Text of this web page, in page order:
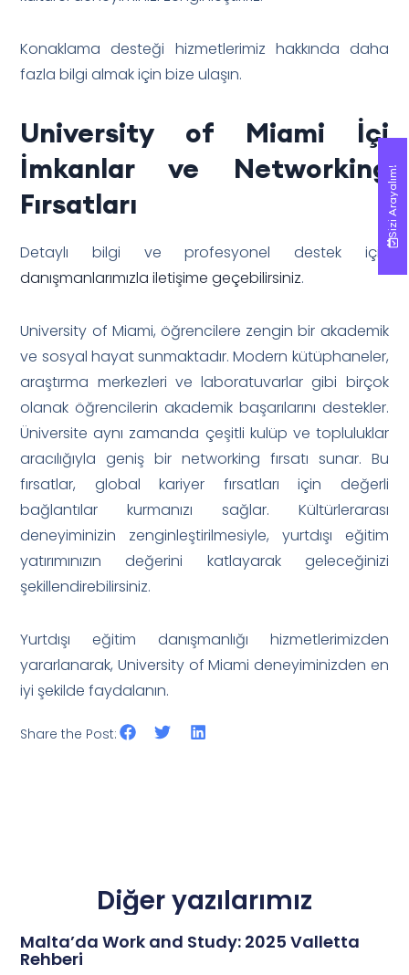
Konaklama desteği hizmetlerimiz hakkında daha
fazla bilgi almak için bize ulaşın.
University of Miami İçi
İmkanlar ve Networking
Fırsatları
Detaylı bilgi ve profesyonel destek için
danışmanlarımızla iletişime geçebilirsiniz.
University of Miami, öğrencilere zengin bir akademik
ve sosyal hayat sunmaktadır. Modern kütüphaneler,
araştırma merkezleri ve laboratuvarlar gibi birçok
olanak öğrencilerin akademik başarılarını destekler.
Üniversite aynı zamanda çeşitli kulüp ve topluluklar
aracılığıyla geniş bir networking fırsatı sunar. Bu
fırsatlar, global kariyer fırsatları için değerli
bağlantılar kurmanızı sağlar. Kültürlerarası
deneyiminizin zenginleştirilmesiyle, yurtdışı eğitim
yatırımınızın değerini katlayarak geleceğinizi
şekillendirebilirsiniz.
Yurtdışı eğitim danışmanlığı hizmetlerimizden
yararlanarak, University of Miami deneyiminizden en
iyi şekilde faydalanın.
Share the Post:
Diğer yazılarımız
Malta’da Work and Study: 2025 Valletta
Rehberi
Sizi Arayalım!
Sizi Arayalım!